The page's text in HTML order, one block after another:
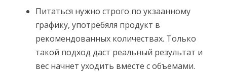
Питаться нужно строго по укзаанному
графику, употребяля продукт в
рекомендованных количествах. Только
такой подход даст реальный результат и
вес начнет уходить вместе с объемами.